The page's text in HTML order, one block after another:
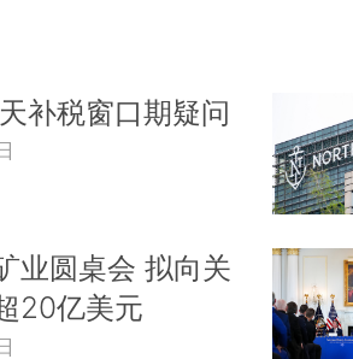
补税窗口期疑问
业圆桌会 拟向关
20亿美元